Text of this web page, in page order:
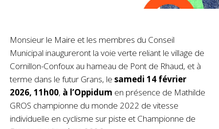
Monsieur le Maire et les membres du Conseil
Municipal inaugureront la voie verte reliant le village de
Cornillon-Confoux au hameau de Pont de Rhaud, et à
terme dans le futur Grans, le samedi 14 février
2026, 11h00, à l’Oppidum en présence de Mathilde
GROS championne du monde 2022 de vitesse
individuelle en cyclisme sur piste et Championne de